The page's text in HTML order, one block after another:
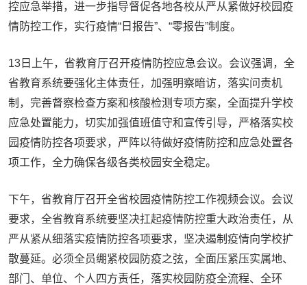
控应急举措，进一步指导督促各地各校从严从紧做好校园疫
情防控工作，实行疫情“日报告”、“零报告”制度。
13日上午，省教育厅召开疫情防控应急会议。会议强调，全
省教育系统要强化主体责任，加强明察暗访，落实问责机
制，完善督察检查方案和核酸检测专项方案，全面提升学校
应急处置能力，切实加强值班值守和宣传引导，严格落实校
园疫情防控各项要求，严阵以待做好疫情防控和应急处置各
项工作，全力确保各级各类校园安全稳定。
下午，省教育厅召开全省校园疫情防控工作视频会议。会议
要求，全省教育系统要坚决扛起疫情防控重大政治责任，从
严从紧从细落实疫情防控各项要求，坚决遏制疫情向学校扩
散蔓延。必须全员绷紧校园防疫之弦，全面压紧压实属地、
部门、单位、个人四方责任，落实校园防疫全流程、全环